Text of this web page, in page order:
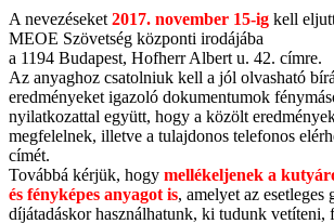
A nevezéseket 2017. november 15-ig kell
MEOE Szövetség központi irodájába
a 1194 Budapest, Hofherr Albert u. 42. címre.
Az anyaghoz csatolniuk kell a jól olvasható
eredményeket igazoló dokumentumok
nyilatkozattal együtt, hogy a közölt
megfelelnek, illetve a tulajdonos telefonos
címét.
Továbbá kérjük, hogy mellékeljenek a
és fényképes anyagot is, amelyet az esetleges
díjátadáskor használhatunk, ki tudunk vetíteni,